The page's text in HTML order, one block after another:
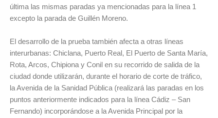
última las mismas paradas ya mencionadas para la línea 1
excepto la parada de Guillén Moreno.
El desarrollo de la prueba también afecta a otras líneas
interurbanas: Chiclana, Puerto Real, El Puerto de Santa María,
Rota, Arcos, Chipiona y Conil en su recorrido de salida de la
ciudad donde utilizarán, durante el horario de corte de tráfico,
la Avenida de la Sanidad Pública (realizará las paradas en los
puntos anteriormente indicados para la línea Cádiz – San
Fernando) incorporándose a la Avenida Principal por la